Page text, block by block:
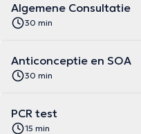
Algemene Consultatie
30 min
Anticonceptie en SOA
30 min
PCR test
15 min